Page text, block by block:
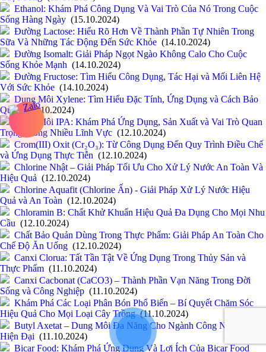
Ethanol: Khám Phá Công Dụng Và Vai Trò Của Nó Trong Cuộc
Sống Hàng Ngày (15.10.2024)
Đường Lactose: Hiểu Rõ Hơn Về Thành Phần Tự Nhiên Trong
Sữa Và Những Tác Động Đến Sức Khỏe (14.10.2024)
Đường Isomalt: Giải Pháp Ngọt Ngào Không Calo Cho Cuộc
Sống Khỏe Mạnh (14.10.2024)
Đường Fructose: Tìm Hiểu Công Dụng, Tác Hại và Mối Liên Hệ
Với Sức Khỏe (14.10.2024)
Dung Môi Xylene: Tìm Hiểu Đặc Tính, Ứng Dụng và Cách Bảo
Quản (14.10.2024)
Dung Môi IPA: Khám Phá Ứng Dụng, Sản Xuất và Vai Trò Quan
Trọng Trong Nhiều Lĩnh Vực (12.10.2024)
Crom(III) Oxit (Cr₂O₃): Từ Công Dụng Đến Quy Trình Điều Chế
và Ứng Dụng Thực Tiễn (12.10.2024)
Chlorine Nhật – Giải Pháp Tối Ưu Cho Xử Lý Nước An Toàn Và
Hiệu Quả (12.10.2024)
Chlorine Aquafit (Chlorine Ấn) - Giải Pháp Xử Lý Nước Hiệu
Quả và An Toàn (12.10.2024)
Chloramin B: Chất Khử Khuẩn Hiệu Quả Đa Dụng Cho Mọi Nhu
Cầu (12.10.2024)
Chất Bảo Quản Dùng Trong Thực Phẩm: Giải Pháp An Toàn Cho
Chế Độ Ăn Uống (12.10.2024)
Canxi Clorua: Tất Tần Tật Về Ứng Dụng Trong Thủy Sản và
Thực Phẩm (11.10.2024)
Canxi Cacbonat (CaCO3) – Thành Phần Vạn Năng Trong Đời
Sống và Công Nghiệp (11.10.2024)
Khám Phá Các Loại Phân Bón Phổ Biến – Bí Quyết Chăm Sóc
Hiệu Quả Cho Mọi Loại Cây Trồng(11.10.2024)
Butyl Axetat – Dung Môi Đa Năng Cho Ngành Công Nghiệp
Hiện Đại (11.10.2024)
Bicar Food: Khám Phá Ứng Dụng Và Lợi Ích Của Bicar Food